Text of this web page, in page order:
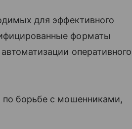
для эффективного
форматы
оперативного
по борьбе с мошенниками,